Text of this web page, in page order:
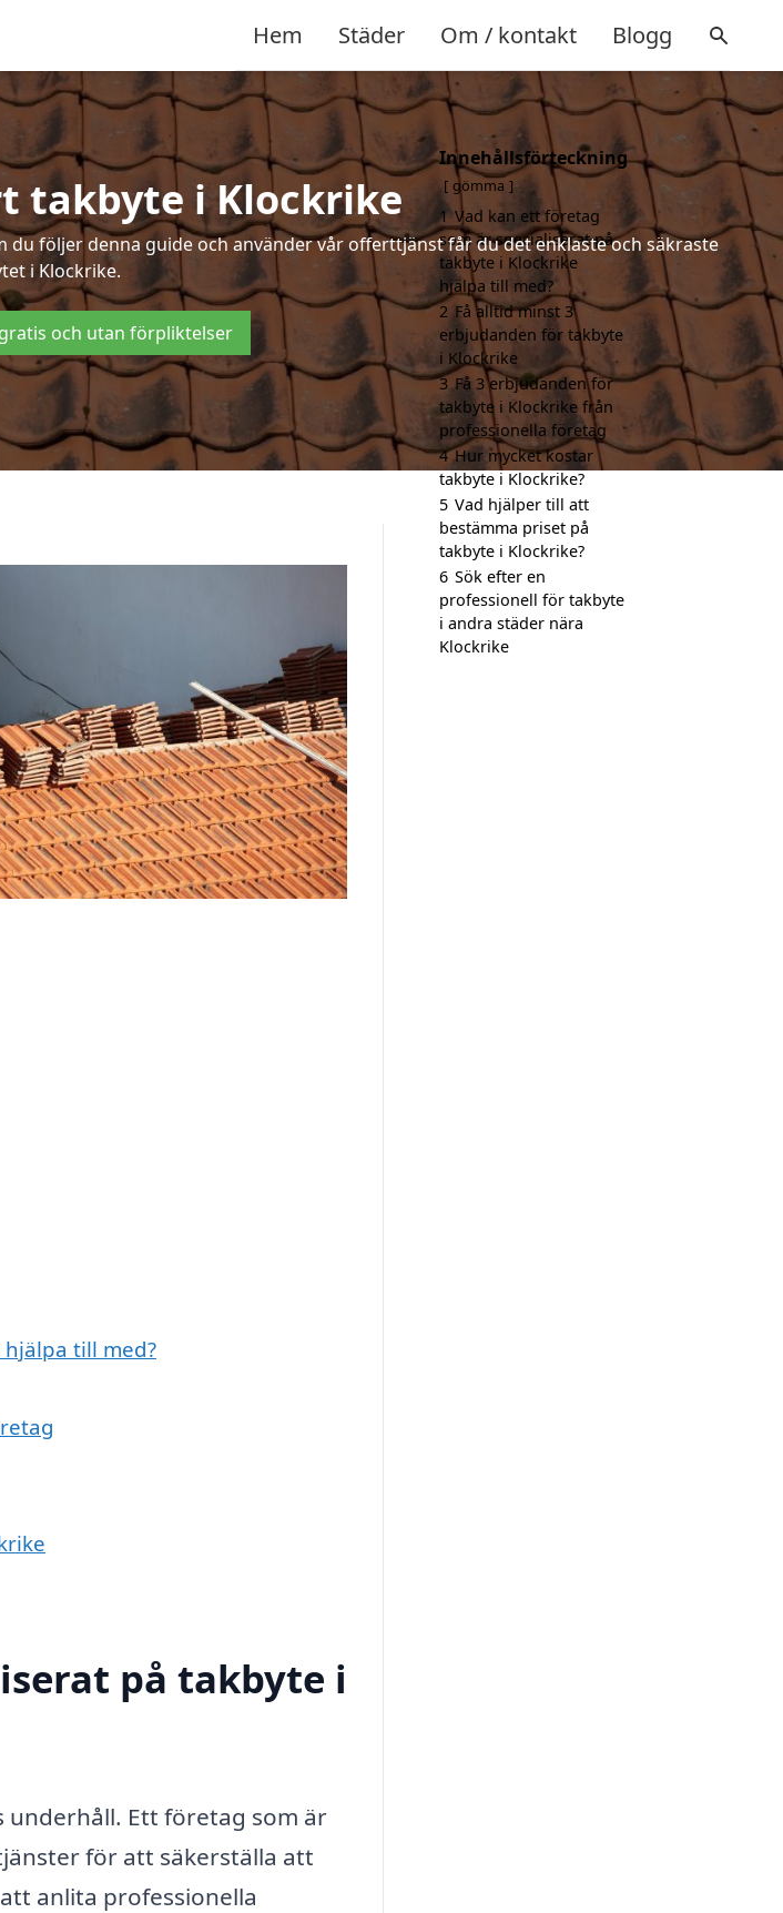
Hem Städer Om / kontakt Blogg
takbyte i Klockrike
följer denna guide och använder vår offerttjänst får du det enklaste och säkraste
i Klockrike.
och utan förpliktelser
till med?
på takbyte i
underhåll. Ett företag som är
för att säkerställa att
anlita professionella
Innehållsförteckning
gömma
1 Vad kan ett företag
som är specialiserat på
takbyte i Klockrike
hjälpa till med?
2 Få alltid minst 3
erbjudanden för takbyte
i Klockrike
3 Få 3 erbjudanden för
takbyte i Klockrike från
professionella företag
4 Hur mycket kostar
takbyte i Klockrike?
5 Vad hjälper till att
bestämma priset på
takbyte i Klockrike?
6 Sök efter en
professionell för takbyte
i andra städer nära
Klockrike